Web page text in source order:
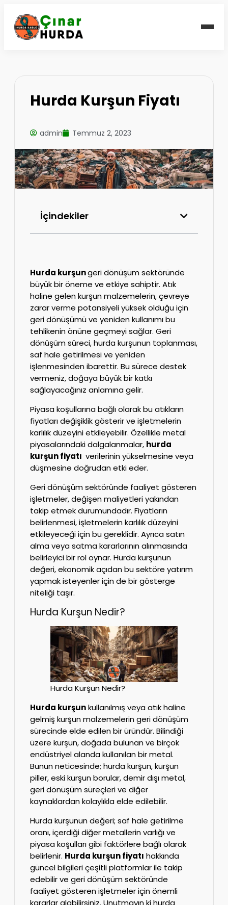
Hurda Kurşun Fiyatı
admin Temmuz 2, 2023
İçindekiler
Hurda kurşungeri dönüşüm sektöründe
büyük bir öneme ve etkiye sahiptir. Atık
haline gelen kurşun malzemelerin, çevreye
zarar verme potansiyeli yüksek olduğu için
geri dönüşümü ve yeniden kullanımı bu
tehlikenin önüne geçmeyi sağlar. Geri
dönüşüm süreci, hurda kurşunun toplanması,
saf hale getirilmesi ve yeniden
işlenmesinden ibarettir. Bu sürece destek
vermeniz, doğaya büyük bir katkı
sağlayacağınız anlamına gelir.
Piyasa koşullarına bağlı olarak bu atıkların
fiyatları değişiklik gösterir ve işletmelerin
karlılık düzeyini etkileyebilir. Özellikle metal
piyasalarındaki dalgalanmalar, hurda
kurşun fiyatı verilerinin yükselmesine veya
düşmesine doğrudan etki eder.
Geri dönüşüm sektöründe faaliyet gösteren
işletmeler, değişen maliyetleri yakından
takip etmek durumundadır. Fiyatların
belirlenmesi, işletmelerin karlılık düzeyini
etkileyeceği için bu gereklidir. Ayrıca satın
alma veya satma kararlarının alınmasında
belirleyici bir rol oynar. Hurda kurşunun
değeri, ekonomik açıdan bu sektöre yatırım
yapmak isteyenler için de bir gösterge
niteliği taşır.
Hurda Kurşun Nedir?
Hurda Kurşun Nedir?
Hurda kurşunkullanılmış veya atık haline
gelmiş kurşun malzemelerin geri dönüşüm
sürecinde elde edilen bir üründür. Bilindiği
üzere kurşun, doğada bulunan ve birçok
endüstriyel alanda kullanılan bir metal.
Bunun neticesinde; hurda kurşun, kurşun
piller, eski kurşun borular, demir dışı metal,
geri dönüşüm süreçleri ve diğer
kaynaklardan kolaylıkla elde edilebilir.
Hurda kurşunun değeri; saf hale getirilme
oranı, içerdiği diğer metallerin varlığı ve
piyasa koşulları gibi faktörlere bağlı olarak
belirlenir. Hurda kurşun fiyatı hakkında
güncel bilgileri çeşitli platformlar ile takip
edebilir ve geri dönüşüm sektöründe
faaliyet gösteren işletmeler için önemli
kararlar alabilirsiniz. Unutmayın ki hurda